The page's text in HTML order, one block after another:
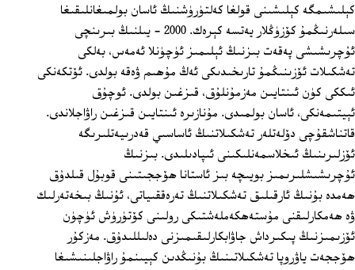
كېلىشىمگە كېلىشىنى قولغا كەلتۈرۈشنىڭ ئاسان بولمىغانلىقىغا
سىلەرنىڭمۇ كۆزۈڭلار يەتسە كېرەك. 2000 - يىلنىڭ بىرىنچى
ئۇچرىشىشى پەقەت بىزنىڭ ئېلىمىز ئۈچۈنلا ئەمەس، بەلكى
تەشكىلات ئۆزىنىڭمۇ تارىخىدىكى ئەڭ مۇھىم ۋەقە بولدى. ئۆتكەنكى
ئىككى كۈن ئىنتايىن مەزمۇنلۇق، قىزغىن بولدى. ئوچۇق
ئېيتىمەنكى، ئاسان بولمىدى. مۇنازىرە ئىنتايىن قىزغىن راۋاجلاندى.
قاتناشقۇچى دۆلەتلەر تەشكىلاتنىڭ ئاساسىي قەدرىيەتلىرىگە
ئۆزلىرىنىڭ ئىخلاسمەنلىكىنى ئىپادىلىدى. بىزنىڭ
ئۇچرىشىشلىرىمىز بويىچە بىز ئاستانا ھۆججىتىنى قوبۇل قىلدۇق
ھەمدە بۇنىڭ ئارقىلىق تەشكىلاتنىڭ تەرەققىياتى، ئۇنىڭ بىخەتەرلىك
ۋە ھەمكارلىقنى مۇستەھكەملەشتىكى رولىنى كۆتۈرۈش ئۈچۈن
ئۆزىمىزنىڭ پىكىرداش جاۋابكارلىقىمىزنى دەلىللىدۇق. مەزكۇر
ھۆججەت ياۋروپا تەشكىلاتىنىڭ بۇنىڭدىن كېيىنمۇ راۋاجلىنىشىغا